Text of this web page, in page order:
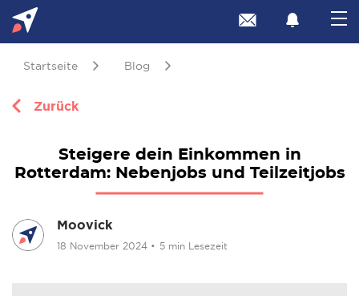
Startseite Blog
Zurück
Steigere dein Einkommen in
Rotterdam: Nebenjobs und Teilzeitjobs
Moovick
18 November 2024 • 5 min Lesezeit